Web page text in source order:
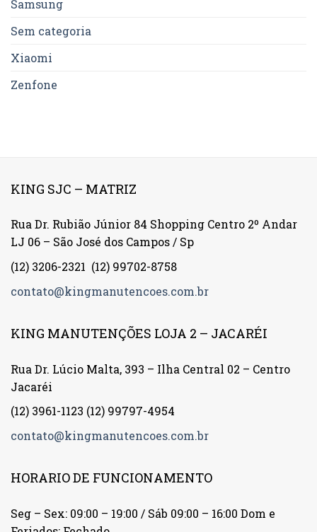
Samsung
Sem categoria
Xiaomi
Zenfone
KING SJC – MATRIZ
Rua Dr. Rubião Júnior 84 Shopping Centro 2º Andar
LJ 06 – São José dos Campos / Sp
(12) 3206-2321 (12) 99702-8758
contato@kingmanutencoes.com.br
KING MANUTENÇÕES LOJA 2 – JACARÉI
Rua Dr. Lúcio Malta, 393 – Ilha Central 02 – Centro
Jacaréi
(12) 3961-1123 (12) 99797-4954
contato@kingmanutencoes.com.br
HORARIO DE FUNCIONAMENTO
Seg – Sex: 09:00 – 19:00 / Sáb 09:00 – 16:00 Dom e